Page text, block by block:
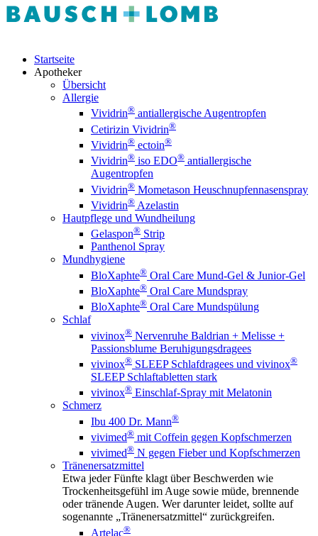
Startseite
Apotheker
Übersicht
Allergie
Vividrin® antiallergische Augentropfen
Cetirizin Vividrin®
Vividrin® ectoin®
Vividrin® iso EDO® antiallergische
Augentropfen
Vividrin® Mometason Heuschnupfennasenspray
Vividrin® Azelastin
Hautpflege und Wundheilung
Gelaspon® Strip
Panthenol Spray
Mundhygiene
BloXaphte® Oral Care Mund-Gel & Junior-Gel
BloXaphte® Oral Care Mundspray
BloXaphte® Oral Care Mundspülung
Schlaf
vivinox® Nervenruhe Baldrian + Melisse +
Passionsblume Beruhigungsdragees
vivinox® SLEEP Schlafdragees und vivinox®
SLEEP Schlaftabletten stark
vivinox® Einschlaf-Spray mit Melatonin
Schmerz
Ibu 400 Dr. Mann®
vivimed® mit Coffein gegen Kopfschmerzen
vivimed® N gegen Fieber und Kopfschmerzen
Tränenersatzmittel
Etwa jeder Fünfte klagt über Beschwerden wie
Trockenheitsgefühl im Auge sowie müde, brennende
oder tränende Augen. Wer darunter leidet, sollte auf
sogenannte „Tränenersatzmittel“ zurückgreifen.
Artelac®